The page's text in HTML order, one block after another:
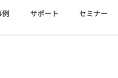
例 サポート セミナー